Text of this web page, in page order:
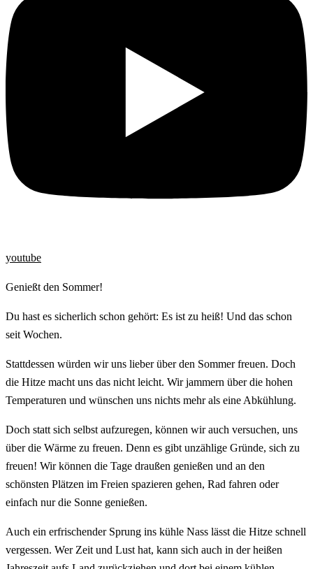
youtube
Genießt den Sommer!
Du hast es sicherlich schon gehört: Es ist zu heiß! Und das schon
seit Wochen.
Stattdessen würden wiruns lieberüberden Sommerfreuen. Doch
die Hitze macht uns das nicht leicht. Wirjammern überdie hohen
Temperaturen und wünschen uns nichts mehrals eine Abkühlung.
Doch statt sich selbst aufzuregen, können wirauch versuchen, uns
überdie Wärme zu freuen. Denn es gibt unzählige Gründe, sich zu
freuen! Wirkönnen die Tage draußen genießen und an den
schönsten Plätzen im Freien spazieren gehen, Rad fahren oder
einfach nurdie Sonne genießen.
Auch ein erfrischenderSprung ins kühle Nass lässt die Hitze schnell
vergessen. WerZeit und Lust hat, kann sich auch in derheißen